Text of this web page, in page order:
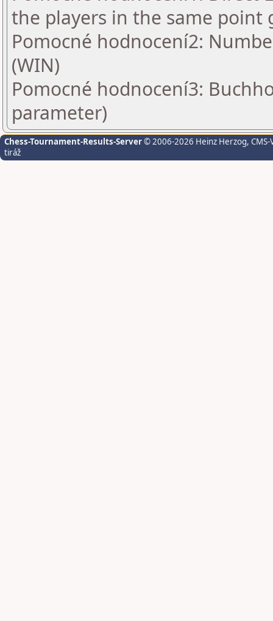
the players in the same point
Pomocné hodnocení2:
(WIN)
Pomocné hodnocení3:
parameter)
Chess-Tournament-Results-Server© 2006-2026 Heinz Herzog,
tiráž